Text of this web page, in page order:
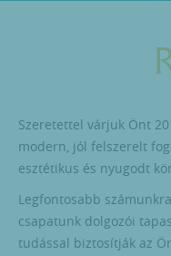
Szeretettel várjuk Önt
modern, jól felszerelt
esztétikus és nyugodt
Legfontosabb
csapatunk dolgozói
tudással biztosítják az